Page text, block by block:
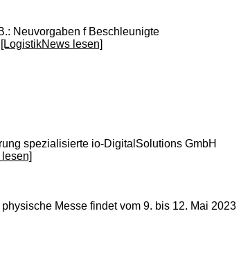
Neuvorgaben f Beschleunigte
[LogistikNews lesen]
spezialisierte io-DigitalSolutions GmbH
Messe findet vom 9. bis 12. Mai 2023